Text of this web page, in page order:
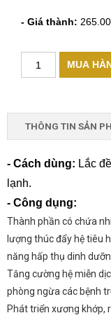
- Giá thành:
THÔNG TIN SẢN
- Cách dùng: Lắc
lạnh.
- Công dụng:
Thành phần có chứa
lượng thúc đẩy hệ tiêu
năng hấp thụ dinh
Tăng cường hệ miễn
phòng ngừa các bệnh
Phát triển xương khớp,